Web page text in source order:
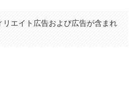
リエイト広告および広告が含まれ